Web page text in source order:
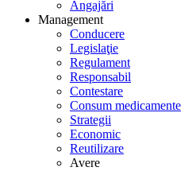
Angajări
Management
Conducere
Legislaţie
Regulament
Responsabil
Contestare
Consum medicamente
Strategii
Economic
Reutilizare
Avere